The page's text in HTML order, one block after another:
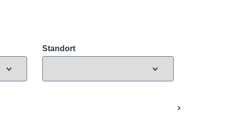
Standort